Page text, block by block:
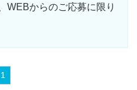
WEBからのご応募に限り
1